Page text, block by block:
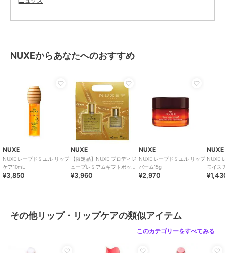
NUXEからあなたへのおすすめ
NUXE
NUXE レーブドミエル リップ
ケア10mL
¥3,850
NUXE
【限定品】NUXE プロディジ
ュープレミアムギフトボック
ス
¥3,960
NUXE
NUXE レーブドミエル リップ
バーム15g
¥2,970
NUXE
NUXE
モイス
ック4g
その他リップ・リップケアの類似アイテム
このカテゴリーをすべてみる